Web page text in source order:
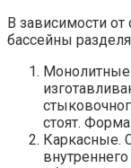
В зависимости
бассейны
стоят.
Каркасные.